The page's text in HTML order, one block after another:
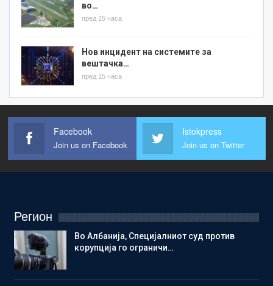
во…
пред 15 часа
Нов инцидент на системите за
вештачка…
пред 15 часа
Facebook
Join us on Facebook
Istokpress
Join us on Twitter
Регион
Во Албанија, Специјалниот суд против
корупција го ограничи…